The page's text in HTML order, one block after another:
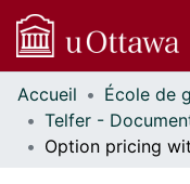
Communautés
et collections
Parcourir
Accueil